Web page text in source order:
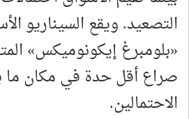
التصعيد. ويقع السيناريو
«بلومبرغ إيكونوميكس»
صراع أقل حدة في مكان ما
الاحتمالين.